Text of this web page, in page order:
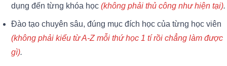
dụng đến từng khóa học (không phải thủ công như hiện tại).
Đào tạo chuyên sâu, đúng mục đích học của từng học viên
(không phải kiểu từ A-Z mỗi thứ học 1 tí rồi chẳng làm được
gì).